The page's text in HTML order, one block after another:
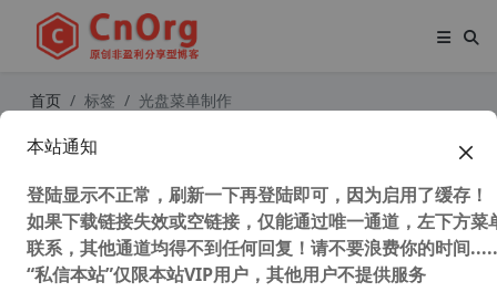
首页 标签 光盘菜单制作
本站通知
登陆显示不正常，刷新一下再登陆即可，因为启用了缓存！
如果下载链接失效或空链接，仅能通过唯一通道，左下方菜
联系，其他通道均得不到任何回复！请不要浪费你的时间
“私信本站”仅限本站VIP用户，其他用户不提供服务